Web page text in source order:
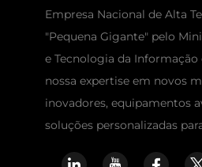
Empresa Nacional de Alta
"Pequena Gigante" pelo
e Tecnologia da Informação
nossa expertise em novos
inovadores, equipamentos
soluções personalizadas